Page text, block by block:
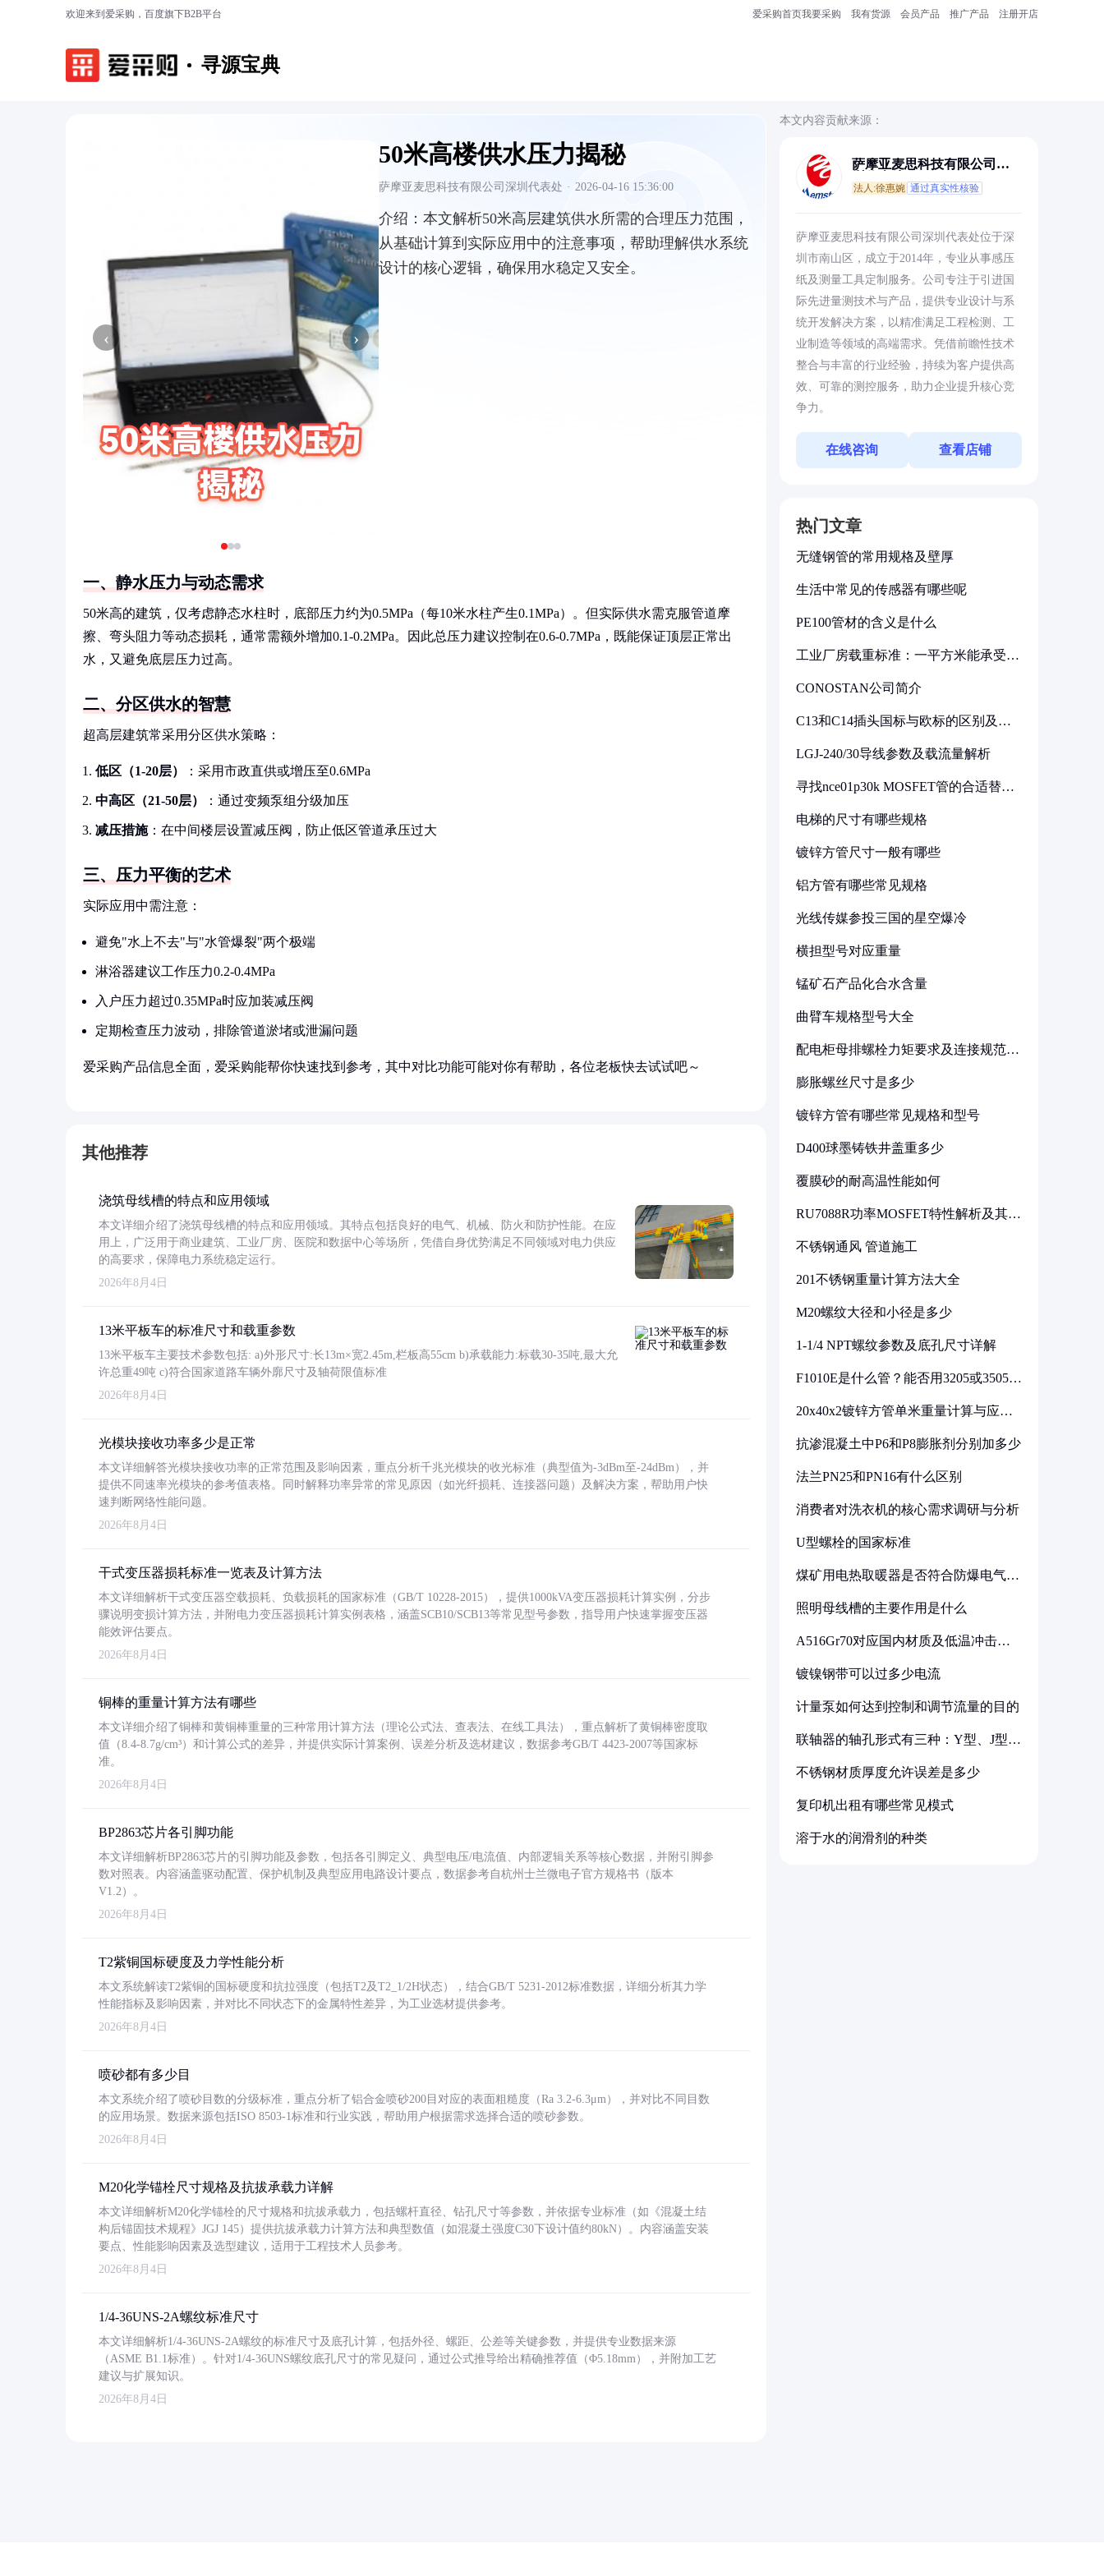
欢迎来到爱采购，百度旗下B2B平台 爱采购首页我要采购 我有货源 会员产品 推广产品 注册开店
寻源宝典
‹ ›
50米高楼供水压力揭秘
萨摩亚麦思科技有限公司深圳代表处 · 2026-04-16 15:36:00
介绍： 本文解析50米高层建筑供水所需的合理压力范围，
从基础计算到实际应用中的注意事项，帮助理解供水系统
设计的核心逻辑，确保用水稳定又安全。
一、静水压力与动态需求
50米高的建筑，仅考虑静态水柱时，底部压力约为0.5MPa（每10米水柱产生0.1MPa）。但实际供水需克服管道摩
擦、弯头阻力等动态损耗，通常需额外增加0.1-0.2MPa。因此总压力建议控制在0.6-0.7MPa，既能保证顶层正常出
水，又避免底层压力过高。
二、分区供水的智慧
超高层建筑常采用分区供水策略：
低区（1-20层） ：采用市政直供或增压至0.6MPa
中高区（21-50层） ：通过变频泵组分级加压
减压措施：在中间楼层设置减压阀，防止低区管道承压过大
三、压力平衡的艺术
实际应用中需注意：
避免"水上不去"与"水管爆裂"两个极端
淋浴器建议工作压力0.2-0.4MPa
入户压力超过0.35MPa时应加装减压阀
定期检查压力波动，排除管道淤堵或泄漏问题
爱采购产品信息全面，爱采购能帮你快速找到参考，其中对比功能可能对你有帮助，各位老板快去试试吧～
其他推荐
浇筑母线槽的特点和应用领域
本文详细介绍了浇筑母线槽的特点和应用领域。其特点包括良好的电气、机械、防火和防护性能。在应
用上，广泛用于商业建筑、工业厂房、医院和数据中心等场所，凭借自身优势满足不同领域对电力供应
的高要求，保障电力系统稳定运行。
2026年8月4日
13米平板车的标准尺寸和载重参数
13米平板车主要技术参数包括: a)外形尺寸:长13m×宽2.45m,栏板高55cm b)承载能力:标载30-35吨,最大允
许总重49吨 c)符合国家道路车辆外廓尺寸及轴荷限值标准
2026年8月4日
光模块接收功率多少是正常
本文详细解答光模块接收功率的正常范围及影响因素，重点分析千兆光模块的收光标准（典型值为-3dBm至-24dBm），并
提供不同速率光模块的参考值表格。同时解释功率异常的常见原因（如光纤损耗、连接器问题）及解决方案，帮助用户快
速判断网络性能问题。
2026年8月4日
干式变压器损耗标准一览表及计算方法
本文详细解析干式变压器空载损耗、负载损耗的国家标准（GB/T 10228-2015），提供1000kVA变压器损耗计算实例，分步
骤说明变损计算方法，并附电力变压器损耗计算实例表格，涵盖SCB10/SCB13等常见型号参数，指导用户快速掌握变压器
能效评估要点。
2026年8月4日
铜棒的重量计算方法有哪些
本文详细介绍了铜棒和黄铜棒重量的三种常用计算方法（理论公式法、查表法、在线工具法），重点解析了黄铜棒密度取
值（8.4-8.7g/cm³）和计算公式的差异，并提供实际计算案例、误差分析及选材建议，数据参考GB/T 4423-2007等国家标
准。
2026年8月4日
BP2863芯片各引脚功能
本文详细解析BP2863芯片的引脚功能及参数，包括各引脚定义、典型电压/电流值、内部逻辑关系等核心数据，并附引脚参
数对照表。内容涵盖驱动配置、保护机制及典型应用电路设计要点，数据参考自杭州士兰微电子官方规格书（版本
V1.2）。
2026年8月4日
T2紫铜国标硬度及力学性能分析
本文系统解读T2紫铜的国标硬度和抗拉强度（包括T2及T2_1/2H状态），结合GB/T 5231-2012标准数据，详细分析其力学
性能指标及影响因素，并对比不同状态下的金属特性差异，为工业选材提供参考。
2026年8月4日
喷砂都有多少目
本文系统介绍了喷砂目数的分级标准，重点分析了铝合金喷砂200目对应的表面粗糙度（Ra 3.2-6.3μm），并对比不同目数
的应用场景。数据来源包括ISO 8503-1标准和行业实践，帮助用户根据需求选择合适的喷砂参数。
2026年8月4日
M20化学锚栓尺寸规格及抗拔承载力详解
本文详细解析M20化学锚栓的尺寸规格和抗拔承载力，包括螺杆直径、钻孔尺寸等参数，并依据专业标准（如《混凝土结
构后锚固技术规程》JGJ 145）提供抗拔承载力计算方法和典型数值（如混凝土强度C30下设计值约80kN）。内容涵盖安装
要点、性能影响因素及选型建议，适用于工程技术人员参考。
2026年8月4日
1/4-36UNS-2A螺纹标准尺寸
本文详细解析1/4-36UNS-2A螺纹的标准尺寸及底孔计算，包括外径、螺距、公差等关键参数，并提供专业数据来源
（ASME B1.1标准）。针对1/4-36UNS螺纹底孔尺寸的常见疑问，通过公式推导给出精确推荐值（Φ5.18mm），并附加工艺
建议与扩展知识。
2026年8月4日
本文内容贡献来源：
萨摩亚麦思科技有限公司深
法人:徐惠婉 通过真实性核验
萨摩亚麦思科技有限公司深圳代表处位于深
圳市南山区，成立于2014年，专业从事感压
纸及测量工具定制服务。公司专注于引进国
际先进量测技术与产品，提供专业设计与系
统开发解决方案，以精准满足工程检测、工
业制造等领域的高端需求。凭借前瞻性技术
整合与丰富的行业经验，持续为客户提供高
效、可靠的测控服务，助力企业提升核心竞
争力。
在线咨询 查看店铺
热门文章
无缝钢管的常用规格及壁厚
生活中常见的传感器有哪些呢
PE100管材的含义是什么
工业厂房载重标准：一平方米能承受多
CONOSTAN公司简介
C13和C14插头国标与欧标的区别及其
LGJ-240/30导线参数及载流量解析
寻找nce01p30k MOSFET管的合适替代
电梯的尺寸有哪些规格
镀锌方管尺寸一般有哪些
铝方管有哪些常见规格
光线传媒参投三国的星空爆冷
横担型号对应重量
锰矿石产品化合水含量
曲臂车规格型号大全
配电柜母排螺栓力矩要求及连接规范详
膨胀螺丝尺寸是多少
镀锌方管有哪些常见规格和型号
D400球墨铸铁井盖重多少
覆膜砂的耐高温性能如何
RU7088R功率MOSFET特性解析及其在
不锈钢通风 管道施工
201不锈钢重量计算方法大全
M20螺纹大径和小径是多少
1-1/4 NPT螺纹参数及底孔尺寸详解
F1010E是什么管？能否用3205或3505代
20x40x2镀锌方管单米重量计算与应用
抗渗混凝土中P6和P8膨胀剂分别加多少
法兰PN25和PN16有什么区别
消费者对洗衣机的核心需求调研与分析
U型螺栓的国家标准
煤矿用电热取暖器是否符合防爆电气设
照明母线槽的主要作用是什么
A516Gr70对应国内材质及低温冲击要
镀镍钢带可以过多少电流
计量泵如何达到控制和调节流量的目的
联轴器的轴孔形式有三种：Y型、J型、
不锈钢材质厚度允许误差是多少
复印机出租有哪些常见模式
溶于水的润滑剂的种类